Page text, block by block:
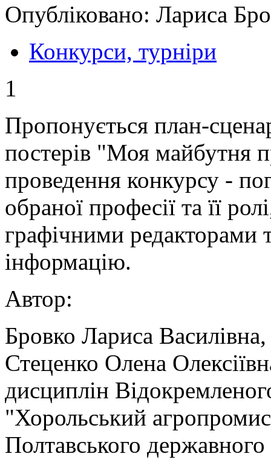
Опубліковано: Лариса
Конкурси, турніри
1
Пропонується план-
постерів "Моя майбутня
проведення конкурсу -
обраної професії та її
графічними редакторами
інформацію.
Автор:
Бровко Лариса Василівна,
Стеценко Олена
дисциплін
"Хорольський
Полтавського